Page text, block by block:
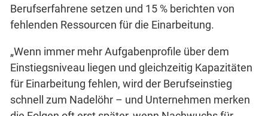
Berufserfahrene setzen und 15 % berichten von
fehlenden Ressourcen für die Einarbeitung.
„Wenn immer mehr Aufgabenprofile über dem
Einstiegsniveau liegen und gleichzeitig Kapazitäten
für Einarbeitung fehlen, wird der Berufseinstieg
schnell zum Nadelöhr – und Unternehmen merken